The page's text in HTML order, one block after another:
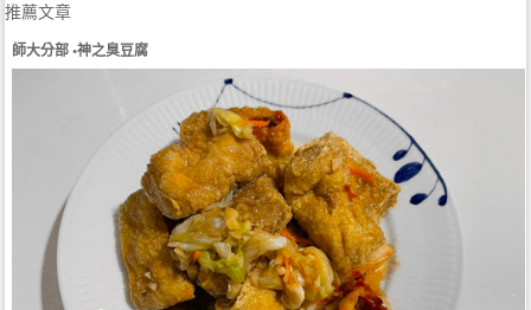
推薦文章
師大分部 •神之臭豆腐